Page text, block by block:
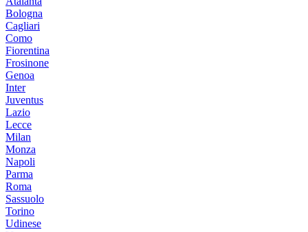
Bologna
Cagliari
Como
Fiorentina
Frosinone
Genoa
Inter
Juventus
Lazio
Lecce
Milan
Monza
Napoli
Parma
Roma
Sassuolo
Torino
Udinese